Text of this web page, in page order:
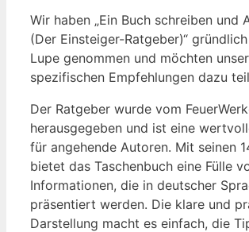
Wir haben „Ein Buch schreiben und
(Der Einsteiger-Ratgeber)“
Lupe genommen und möchten
spezifischen Empfehlungen dazu
Der Ratgeber wurde vom
herausgegeben und ist eine
für angehende Autoren. Mit seinen
bietet das Taschenbuch eine Fülle
Informationen, die in deutscher
präsentiert werden. Die klare und
Darstellung macht es einfach, die